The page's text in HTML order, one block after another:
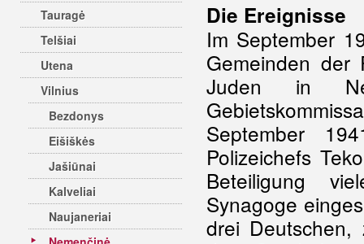
Tauragė
Telšiai
Utena
Vilnius
Bezdonys
Eišiškės
Jašiūnai
Kalveliai
Naujaneriai
Die Ereignisse
Im September
Gemeinden der
Juden in
September
Polizeichefs
Beteiligung
Synagoge
drei